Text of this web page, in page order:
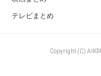
テレビまとめ
Copyright (C)